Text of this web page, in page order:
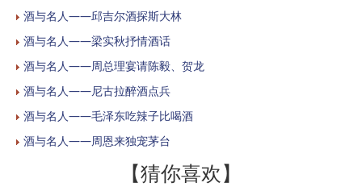
酒与名人——邱吉尔酒探斯大林
酒与名人——梁实秋抒情酒话
酒与名人——周总理宴请陈毅、贺龙
酒与名人——尼古拉醉酒点兵
酒与名人——毛泽东吃辣子比喝酒
酒与名人——周恩来独宠茅台
【猜你喜欢】